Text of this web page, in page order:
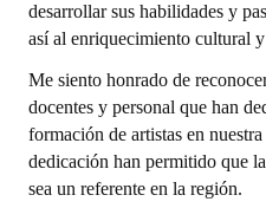
Proyectos Presentados
Dictámenes Asesoría Letrada
Actas de Sesión
Informes de Unidad
desarrollar sus habilidades y
así al enriquecimiento cultural
Me siento honrado de
docentes y personal que han
formación de artistas en
dedicación han permitido que
sea un referente en la región.